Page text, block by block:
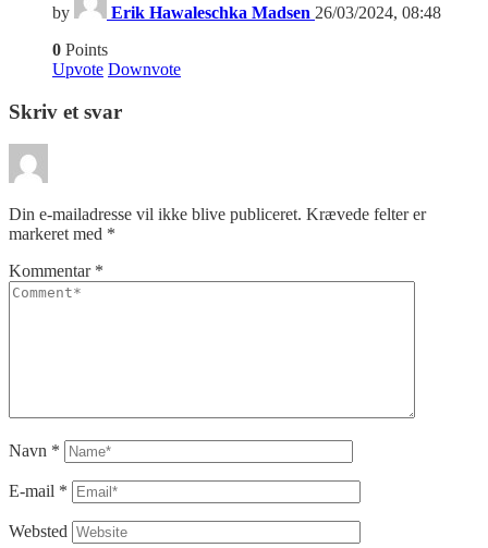
by Erik Hawaleschka Madsen 26/03/2024, 08:48
0 Points
Upvote Downvote
Skriv et svar
Din e-mailadresse vil ikke blive publiceret. Krævede felter er
markeret med *
Kommentar *
Navn *
E-mail *
Websted